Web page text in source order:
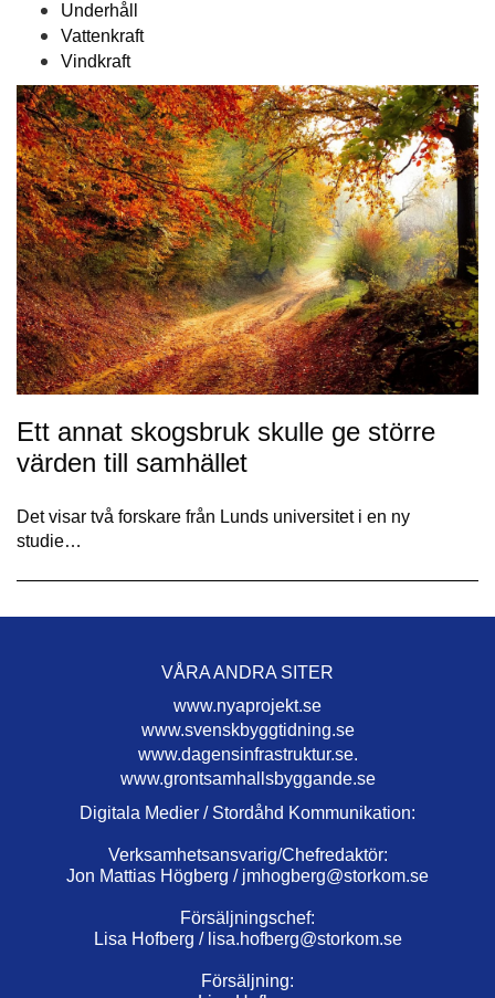
Underhåll
Vattenkraft
Vindkraft
Ett annat skogsbruk skulle ge större
värden till samhället
Det visar två forskare från Lunds universitet i en ny
studie…
VÅRA ANDRA SITER
www.nyaprojekt.se
www.svenskbyggtidning.se
www.dagensinfrastruktur.se.
www.grontsamhallsbyggande.se
Digitala Medier / Stordåhd Kommunikation:
Verksamhetsansvarig/Chefredaktör:
Jon Mattias Högberg / jmhogberg@storkom.se
Försäljningschef:
Lisa Hofberg / lisa.hofberg@storkom.se
Försäljning: